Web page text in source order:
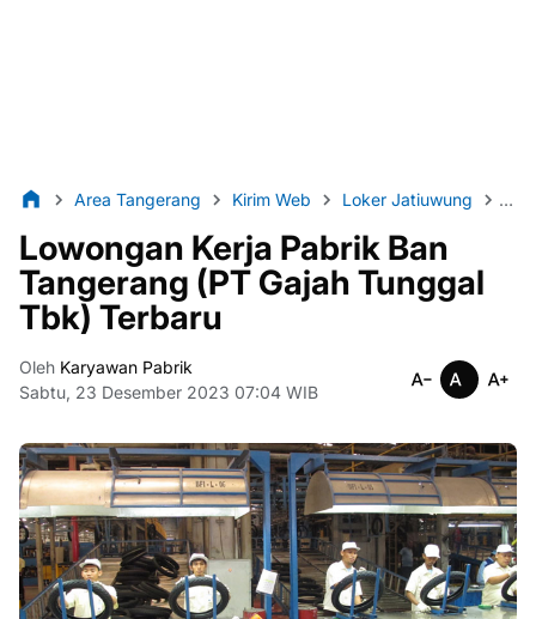
Area Tangerang Kirim Web Loker Jatiuwung
Lowongan Kerja Pabrik Ban
Tangerang (PT Gajah Tunggal
Tbk) Terbaru
Oleh Karyawan Pabrik
Sabtu, 23 Desember 2023 07:04 WIB